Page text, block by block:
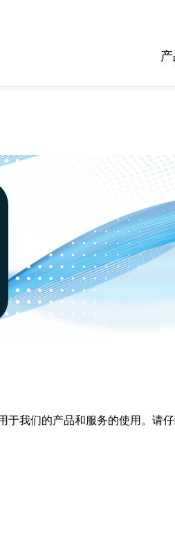
我们的产品和服务的使用。请